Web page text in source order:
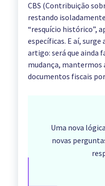
CBS (Contribuição
restando
“resquício histórico”,
específicas. E aí,
artigo: será que ainda
mudança, mantermos
documentos fiscais
Uma nova
novas